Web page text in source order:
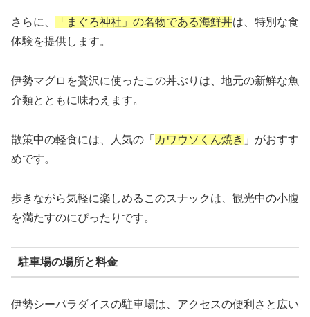
さらに、 「まぐろ神社」の名物である海鮮丼は、特別な食
体験を提供します。
伊勢マグロを贅沢に使ったこの丼ぶりは、地元の新鮮な魚
介類とともに味わえます。
散策中の軽食には、人気の「 カワウソくん焼き 」がおすす
めです。
歩きながら気軽に楽しめるこのスナックは、観光中の小腹
を満たすのにぴったりです。
駐車場の場所と料金
伊勢シーパラダイスの駐車場は、アクセスの便利さと広い